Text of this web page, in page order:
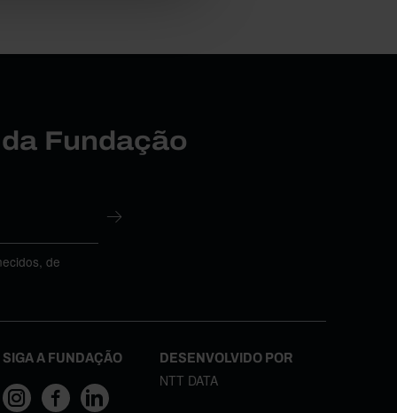
Fundação
de
SIGA A FUNDAÇÃO DESENVOLVIDO POR
NTT DATA